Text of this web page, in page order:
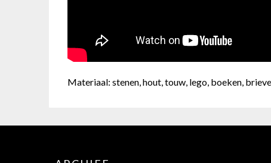
Materiaal: stenen, hout, touw, lego, boeken,